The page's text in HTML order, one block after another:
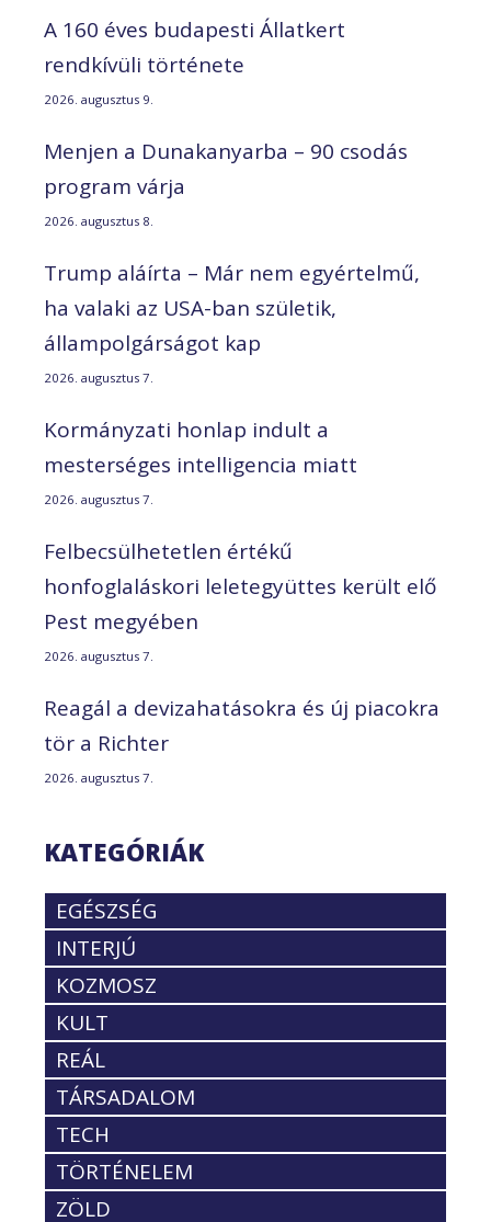
A 160 éves budapesti Állatkert
rendkívüli története
2026. augusztus 9.
Menjen a Dunakanyarba – 90 csodás
program várja
2026. augusztus 8.
Trump aláírta – Már nem egyértelmű,
ha valaki az USA-ban születik,
állampolgárságot kap
2026. augusztus 7.
Kormányzati honlap indult a
mesterséges intelligencia miatt
2026. augusztus 7.
Felbecsülhetetlen értékű
honfoglaláskori leletegyüttes került elő
Pest megyében
2026. augusztus 7.
Reagál a devizahatásokra és új piacokra
tör a Richter
2026. augusztus 7.
KATEGÓRIÁK
EGÉSZSÉG
INTERJÚ
KOZMOSZ
KULT
REÁL
TÁRSADALOM
TECH
TÖRTÉNELEM
ZÖLD